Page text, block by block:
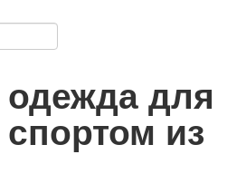
одежда для
из